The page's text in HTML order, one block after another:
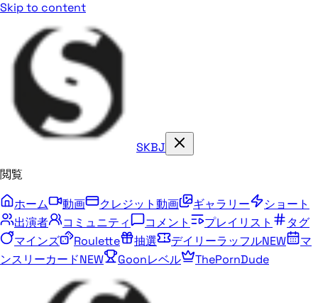
Skip to content
SKBJ
閲覧
ホーム
動画 クレジット動画 ギャラリー
ショート
出演者
コミュニティ コメント プレイリスト
タグ
マインズ
Roulette 抽選 デイリーラッフルNEW
マ
ンスリーカードNEW Goonレベル ThePornDude